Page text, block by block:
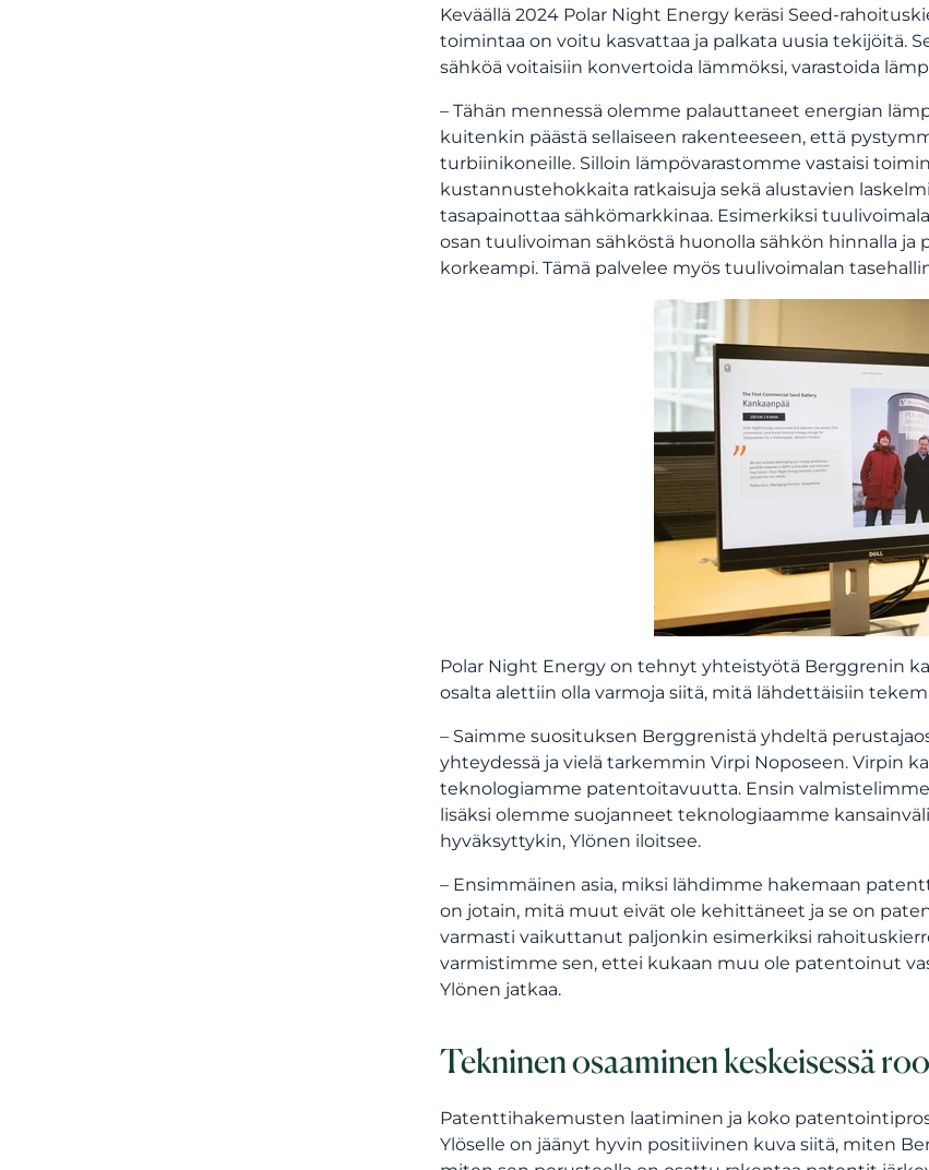
Keväällä 2024 Polar Night Energy keräsi Seed-
toimintaa on voitu kasvattaa ja palkata uusia tekijöitä.
sähköä voitaisiin konvertoida lämmöksi, varastoida
– Tähän mennessä olemme palauttaneet energian
kuitenkin päästä sellaiseen rakenteeseen, että
turbiinikoneille. Silloin lämpövarastomme vastaisi
kustannustehokkaita ratkaisuja sekä alustavien
tasapainottaa sähkömarkkinaa. Esimerkiksi
osan tuulivoiman sähköstä huonolla sähkön hinnalla
korkeampi. Tämä palvelee myös tuulivoimalan
Polar Night Energy on tehnyt yhteistyötä Berggrenin
osalta alettiin olla varmoja siitä, mitä lähdettäisiin
– Saimme suosituksen Berggrenistä yhdeltä
yhteydessä ja vielä tarkemmin Virpi Noposeen. Virpin
teknologiamme patentoitavuutta. Ensin
lisäksi olemme suojanneet teknologiaamme
hyväksyttykin, Ylönen iloitsee.
– Ensimmäinen asia, miksi lähdimme hakemaan
on jotain, mitä muut eivät ole kehittäneet ja se on
varmasti vaikuttanut paljonkin esimerkiksi
varmistimme sen, ettei kukaan muu ole patentoinut
Ylönen jatkaa.
Tekninen osaaminen keskeisessä
Patenttihakemusten laatiminen ja koko
Ylöselle on jäänyt hyvin positiivinen kuva siitä, miten